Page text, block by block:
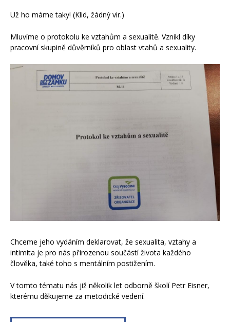
Už ho máme taky! (Klid, žádný vir.)
Mluvíme o protokolu ke vztahům a sexualitě. Vznikl díky
pracovní skupině důvěrníků pro oblast vtahů a sexuality.
Chceme jeho vydáním deklarovat, že sexualita, vztahy a
intimita je pro nás přirozenou součástí života každého
člověka, také toho s mentálním postižením.
V tomto tématu nás již několik let odborně školí Petr Eisner,
kterému děkujeme za metodické vedení.